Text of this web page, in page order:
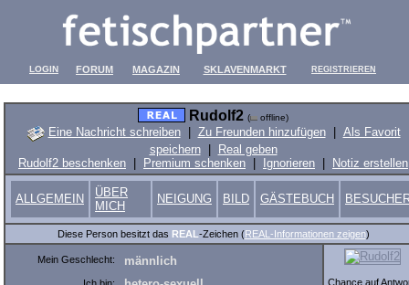
LOGIN FORUM MAGAZIN SKLAVENMARKT REGISTRIEREN
Rudolf2 ( offline)
Eine Nachricht schreiben| Zu Freunden hinzufügen| Als Favorit
speichern|
Real geben
Rudolf2 beschenken
Premium schenken Ignorieren Notiz erstellen
ALLGEMEIN
ÜBER
MICH
NEIGUNG BILD GÄSTEBUCH
Diese Person besitzt das REAL -Zeichen (REAL-Informationen zeigen)
Mein Geschlecht: männlich
Chance auf